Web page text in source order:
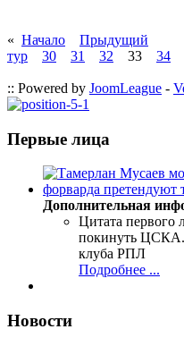
« Начало
Прыдущий
тур
30 31 32 33 34
:: Powered by JoomLeague -
Первые лица
Дополнительная
Цитата первого
покинуть ЦСКА.
клуба РПЛ
Подробнее ...
Новости